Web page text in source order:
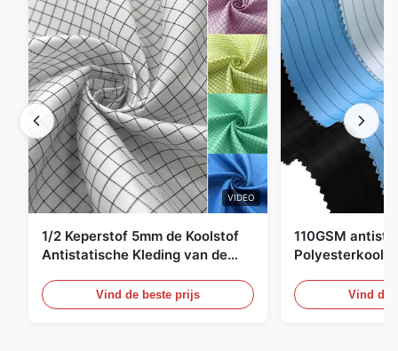
VIDEO
1/2 Keperstof 5mm de Koolstof
Antistatische Kleding van de
Vind de beste prijs
110GSM
Vind de